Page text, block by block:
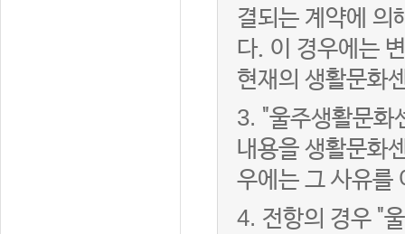
결되는 계약에 의
다. 이 경우에는
현재의 생활문화
3. "울주생활문화
내용을 생활문화
우에는 그 사유를
4. 전항의 경우 "